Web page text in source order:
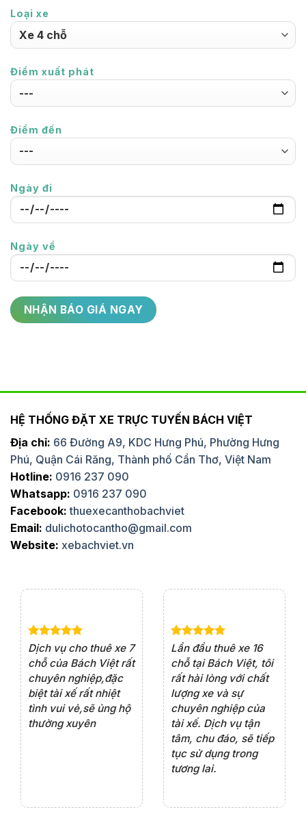
Loại xe
Điểm xuất phát
Điểm đến
Ngày đi
Ngày về
HỆ THỐNG ĐẶT XE TRỰC TUYẾN BÁCH VIỆT
Địa chỉ: 66 Đường A9, KDC Hưng Phú, Phường Hưng
Phú, Quận Cái Răng, Thành phố Cần Thơ, Việt Nam
Hotline: 0916 237 090
Whatsapp: 0916 237 090
Facebook: thuexecanthobachviet
Email: dulichotocantho@gmail.com
Website: xebachviet.vn
Dịch vụ cho thuê xe 7
chỗ của Bách Việt rất
chuyên nghiệp,đặc
biệt tài xế rất nhiệt
tình vui vẻ,sẽ ủng hộ
thường xuyên
Lần đầu thuê xe 16
chỗ tại Bách Việt, tôi
rất hài lòng với chất
lượng xe và sự
chuyên nghiệp của
tài xế. Dịch vụ tận
tâm, chu đáo, sẽ tiếp
tục sử dụng trong
tương lai.